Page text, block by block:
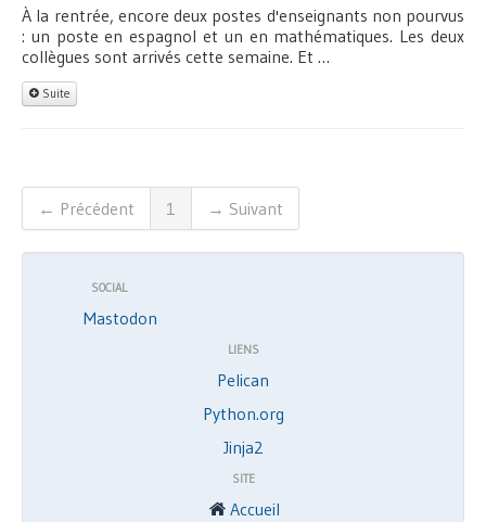
À la rentrée, encore deux postes d'enseignants non pourvus
: un poste en espagnol et un en mathématiques. Les deux
collègues sont arrivés cette semaine. Et …
Suite
← Précédent 1 → Suivant
SOCIAL
Mastodon
LIENS
Pelican
Python.org
Jinja2
SITE
Accueil